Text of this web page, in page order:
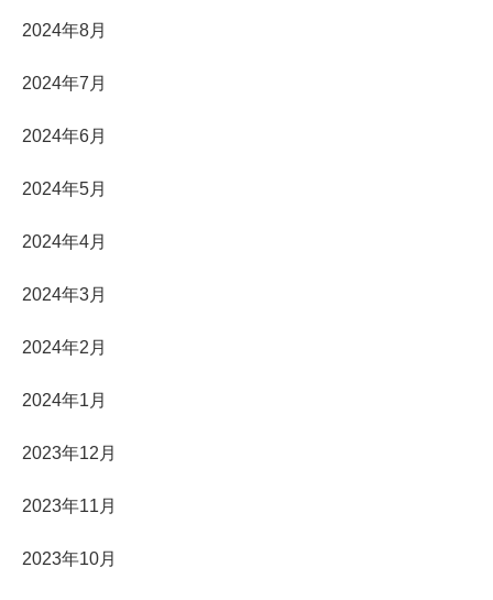
2024年8月
2024年7月
2024年6月
2024年5月
2024年4月
2024年3月
2024年2月
2024年1月
2023年12月
2023年11月
2023年10月